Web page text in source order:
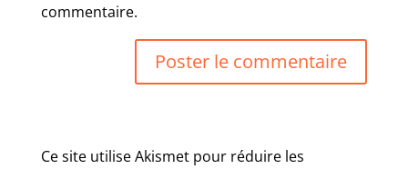
commentaire.
Ce site utilise Akismet pour réduire les